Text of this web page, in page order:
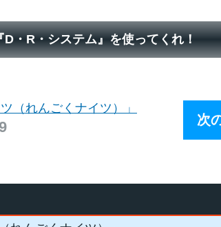
D・R・システム』を使ってくれ！
（れんごくナイツ）」
次